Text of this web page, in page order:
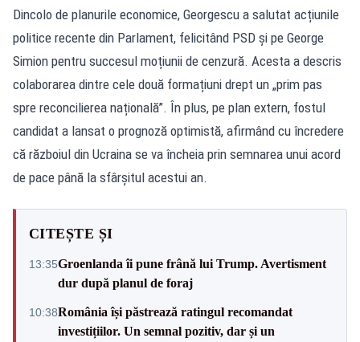
Dincolo de planurile economice, Georgescu a salutat acțiunile
politice recente din Parlament, felicitând PSD și pe George
Simion pentru succesul moțiunii de cenzură. Acesta a descris
colaborarea dintre cele două formațiuni drept un „prim pas
spre reconcilierea națională”. În plus, pe plan extern, fostul
candidat a lansat o prognoză optimistă, afirmând cu încredere
că războiul din Ucraina se va încheia prin semnarea unui acord
de pace până la sfârșitul acestui an.
CITEȘTE ȘI
13:35Groenlanda îi pune frână lui Trump. Avertisment
dur după planul de foraj
10:38România își păstrează ratingul recomandat
investițiilor. Un semnal pozitiv, dar și un